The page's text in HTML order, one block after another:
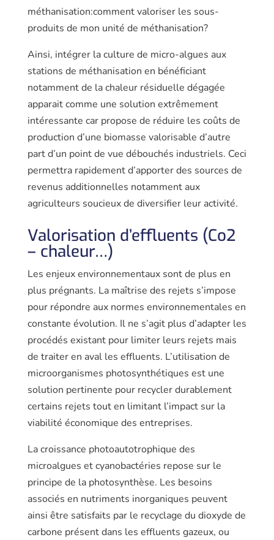
méthanisation:comment valoriser les sous-
produits de mon unité de méthanisation?
Ainsi, intégrer la culture de micro-algues aux
stations de méthanisa­tion en bénéficiant
notamment de la chaleur résiduelle dégagée
apparait comme une solution extrêmement
intéressante car propose de réduire les coûts de
production d’une bio­masse valorisable d’autre
part d’un point de vue débouchés industriels. Ceci
permettra rapidement d’apporter des sources de
revenus additionnelles notamment aux
agriculteurs soucieux de diversifier leur activité.
Valorisation d’effluents (Co2
– chaleur…)
Les enjeux environnementaux sont de plus en
plus prégnants. La maîtrise des rejets s’impose
pour répondre aux normes environnementales en
constante évolution. Il ne s’agit plus d’adapter les
procédés existant pour limiter leurs rejets mais
de traiter en aval les effluents. L’utilisation de
microor­ganismes photosynthétiques est une
solution pertinente pour recycler dura­blement
certains rejets tout en limitant l’impact sur la
viabilité économique des entreprises.
La croissance photoautotrophique des
microalgues et cyanobactéries repose sur le
principe de la photosynthèse. Les besoins
associés en nutriments inor­ganiques peuvent
ainsi être satisfaits par le recyclage du dioxyde de
carbone présent dans les effluents gazeux, ou